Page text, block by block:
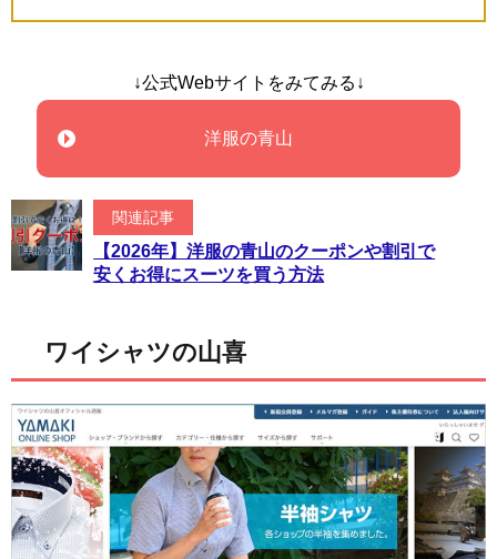
↓公式Webサイトをみてみる↓
洋服の青山
関連記事
【2026年】洋服の青山のクーポンや割引で
安くお得にスーツを買う方法
ワイシャツの山喜